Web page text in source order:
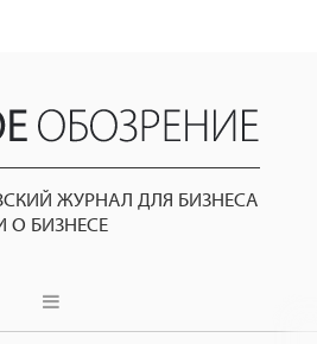
ЖУРНАЛ ДЛЯ БИЗНЕСА
О БИЗНЕСЕ